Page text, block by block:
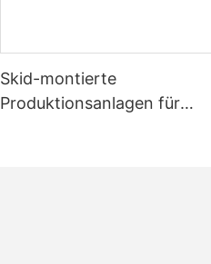
Skid-montierte
Produktionsanlagen für